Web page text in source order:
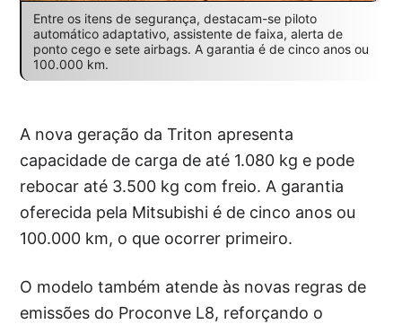
Entre os itens de segurança, destacam-se piloto
automático adaptativo, assistente de faixa, alerta de
ponto cego e sete airbags. A garantia é de cinco anos ou
100.000 km.
A nova geração da Triton apresenta
capacidade de carga de até 1.080 kg e pode
rebocar até 3.500 kg com freio. A garantia
oferecida pela Mitsubishi é de cinco anos ou
100.000 km, o que ocorrer primeiro.
O modelo também atende às novas regras de
emissões do Proconve L8, reforçando o